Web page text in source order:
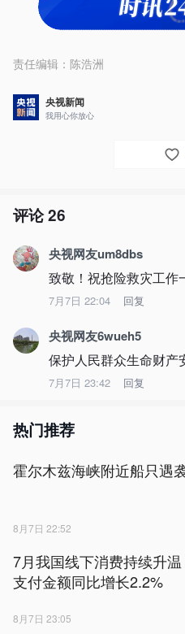
责任编辑： 陈浩洲
央视新闻
我用心你放心
评论26
央视网友um8dbs
致敬！祝抢险救灾工作
7月7日 22:04 回复
央视网友6wueh5
保护人民群众生命财产
7月7日 23:42 回复
热门推荐
霍尔木兹海峡附近船只遇
8月7日 22:52
7月我国线下消费持续升
支付金额同比增长2.2%
8月7日 23:05